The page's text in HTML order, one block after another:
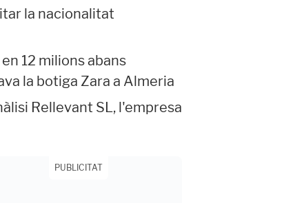
la nacionalitat
12 milions abans
la botiga Zara a Almeria
Rellevant SL, l'empresa
PUBLICITAT